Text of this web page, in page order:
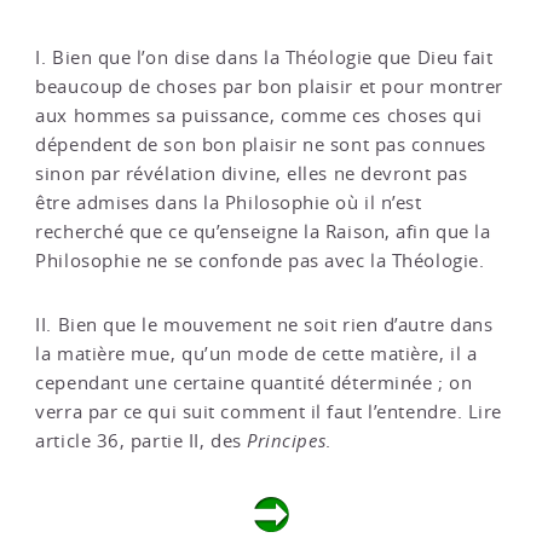
I. Bien que l’on dise dans la Théologie que Dieu fait
beaucoup de choses par bon plaisir et pour montrer
aux hommes sa puissance, comme ces choses qui
dépendent de son bon plaisir ne sont pas connues
sinon par révélation divine, elles ne devront pas
être admises dans la Philosophie où il n’est
recherché que ce qu’enseigne la Raison, afin que la
Philosophie ne se confonde pas avec la Théologie.
II. Bien que le mouvement ne soit rien d’autre dans
la matière mue, qu’un mode de cette matière, il a
cependant une certaine quantité déterminée ; on
verra par ce qui suit comment il faut l’entendre. Lire
article 36, partie II, desPrincipes.